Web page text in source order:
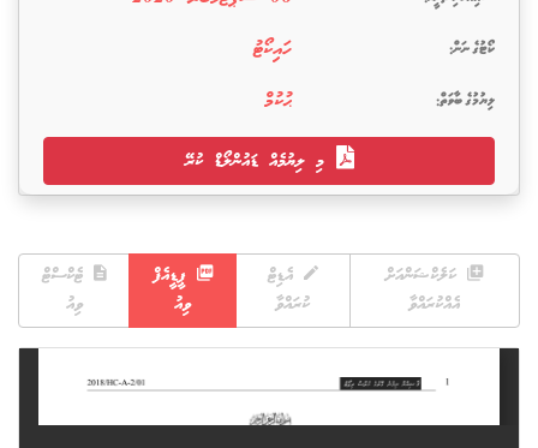
ކޯޓުގެ ނަން:
ހައިކޯޓު
ލިޔުމުގެ ބާވަތް:
ޙުކުމް
މި ލިޔުމެއް ޑައުންލޯޑް ކުރޭ
ކަލެކްޝަންއަށް
އެއްކުރައްވާ
އެޑިޓް
ކުރައްވާ
ޕީޑީއެފް
ވިއު
ޓެކްސްޓް
ވިއު